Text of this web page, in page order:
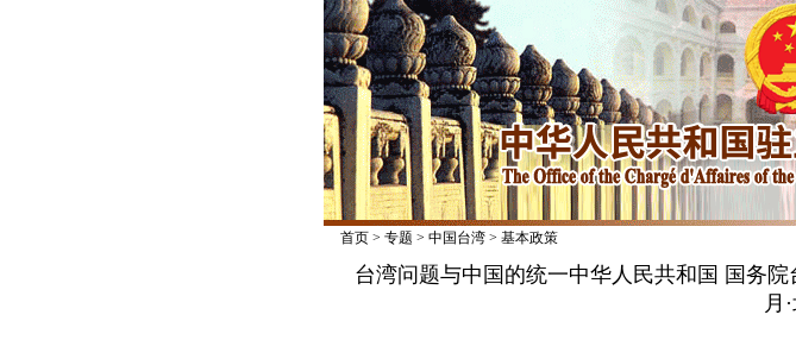
首页> 专题 > 中国台湾> 基本政策
台湾问题与中国的统一中华人民共和国 国务
月